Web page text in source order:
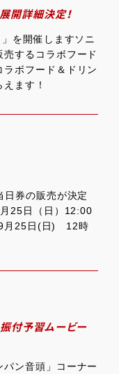
開詳細決定！
を開催しますソニ
するコラボフード
ラボフード＆ドリン
ます！
日券の販売が決定
25日（日）12:00
9月25日(日) 12時
振付予習ムービー
ン音頭」コーナー